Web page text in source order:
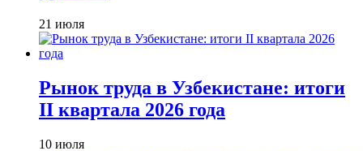
21 июля
Рынок труда в Узбекистане: итоги
II квартала 2026 года
10 июля